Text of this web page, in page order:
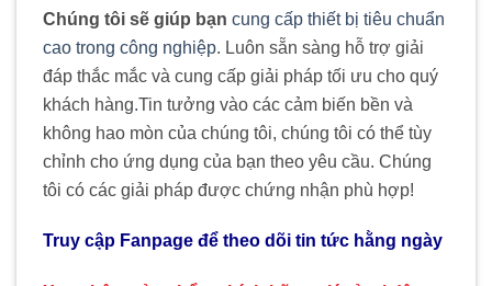
Chúng tôi sẽ giúp bạn cung cấp thiết bị tiêu chuẩn
cao trong công nghiệp. Luôn sẵn sàng hỗ trợ giải
đáp thắc mắc và cung cấp giải pháp tối ưu cho quý
khách hàng.Tin tưởng vào các cảm biến bền và
không hao mòn của chúng tôi, chúng tôi có thể tùy
chỉnh cho ứng dụng của bạn theo yêu cầu. Chúng
tôi có các giải pháp được chứng nhận phù hợp!
Truy cập Fanpage để theo dõi tin tức hằng ngày